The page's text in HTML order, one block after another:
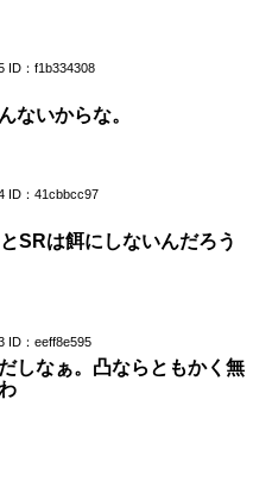
ID：f1b334308
ないからな。
ID：41cbbcc97
SRは餌にしないんだろう
ID：eeff8e595
しなぁ。凸ならともかく無